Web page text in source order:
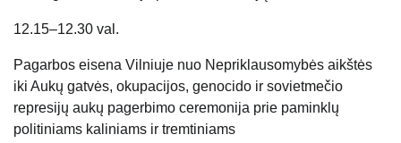
12.15–12.30 val.
Pagarbos eisena Vilniuje nuo Nepriklausomybės aikštės
iki Aukų gatvės, okupacijos, genocido ir sovietmečio
represijų aukų pagerbimo ceremonija prie paminklų
politiniams kaliniams ir tremtiniams